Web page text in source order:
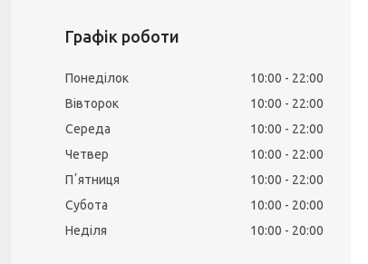
Графік роботи
Понеділок 10:00
22:00
Вівторок
10:00
22:00
Середа
10:00
22:00
Четвер
10:00
22:00
Пʼятниця
10:00
22:00
Субота
10:00
20:00
Неділя
10:00 20:00